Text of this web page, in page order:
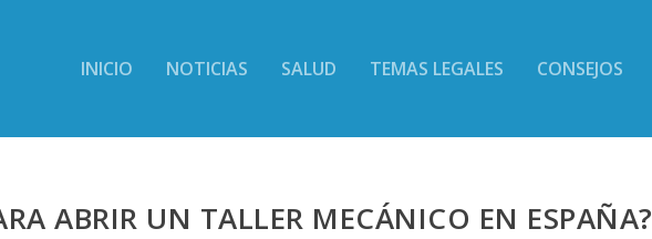
INICIO NOTICIAS SALUD TEMAS LEGALES CONSEJOS
ABRIR UN TALLER MECÁNICO EN ESPAÑA?